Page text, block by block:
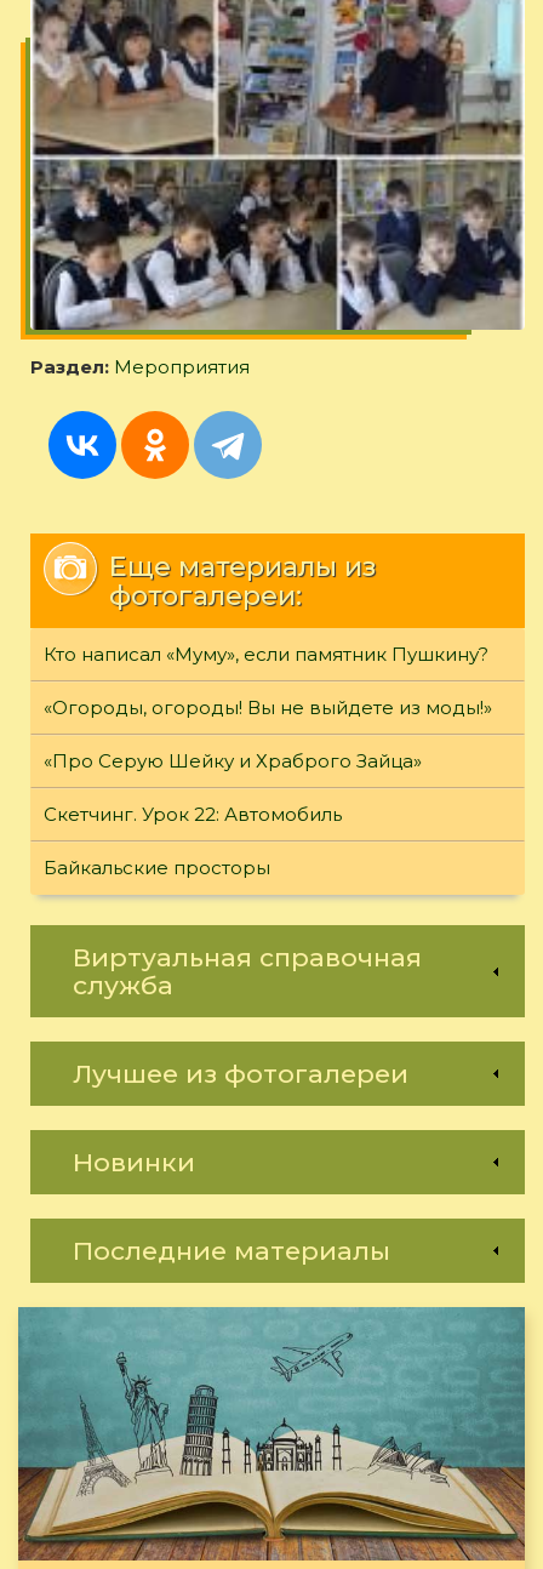
Раздел: Мероприятия
Еще материалы из
фотогалереи:
Кто написал «Муму», если памятник Пушкину?
«Огороды, огороды! Вы не выйдете из моды!»
«Про Серую Шейку и Храброго Зайца»
Скетчинг. Урок 22: Автомобиль
Байкальские просторы
Виртуальная справочная
служба
Лучшее из фотогалереи
Новинки
Последние материалы